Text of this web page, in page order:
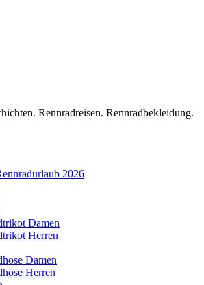
Rennradreisen. Rennradbekleidung.
2026
Damen
Herren
Damen
Herren